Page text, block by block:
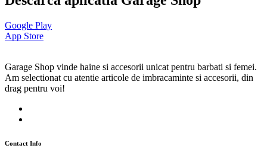
Google Play
App Store
Garage Shop vinde haine si accesorii unicat pentru barbati si femei.
Am selectionat cu atentie articole de imbracaminte si accesorii, din
drag pentru voi!
Contact Info